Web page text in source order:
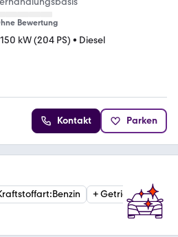
Bewertung
150 kW (204 PS) • Diesel
Kontakt Parken
:Benzin +Getriebe: